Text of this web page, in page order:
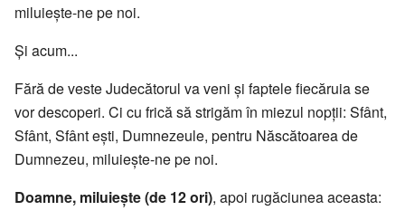
miluiește-ne pe noi.
Și acum...
Fără de veste Judecătorul va veni și faptele fiecăruia se
vor descoperi. Ci cu frică să strigăm în miezul nopții: Sfânt,
Sfânt, Sfânt ești, Dumnezeule, pentru Născătoarea de
Dumnezeu, miluiește-ne pe noi.
Doamne, miluiește (de 12 ori), apoi rugăciunea aceasta: